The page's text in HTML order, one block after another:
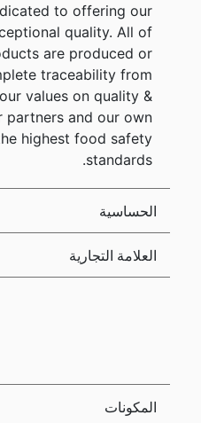
to offering our
quality. All of
are produced or
traceability from
values on quality &
partners and our own
highest food safety
standards.
الحساسية
العلامة التجارية
المكونات